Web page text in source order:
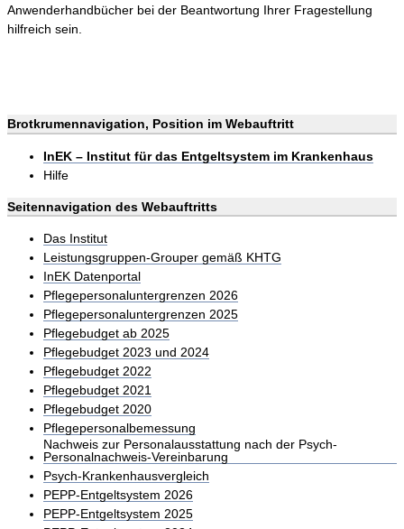
Anwenderhandbücher bei der Beantwortung Ihrer Fragestellung
hilfreich sein.
Brotkrumennavigation, Position im Webauftritt
InEK – Institut für das Entgeltsystem im Krankenhaus
Hilfe
Seitennavigation des Webauftritts
Das Institut
Leistungsgruppen-Grouper gemäß KHTG
InEK Datenportal
Pflegepersonaluntergrenzen 2026
Pflegepersonaluntergrenzen 2025
Pflegebudget ab 2025
Pflegebudget 2023 und 2024
Pflegebudget 2022
Pflegebudget 2021
Pflegebudget 2020
Pflegepersonalbemessung
Nachweis zur Personalausstattung nach der Psych-
Personalnachweis-Vereinbarung
Psych-Krankenhausvergleich
PEPP-Entgeltsystem 2026
PEPP-Entgeltsystem 2025